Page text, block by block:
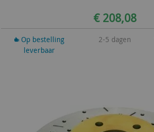
€ 208,08
Op bestelling
leverbaar
2-5 dagen